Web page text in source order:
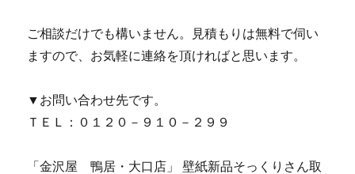
ご相談だけでも構いません。見積もりは無料で伺い
ますので、お気軽に連絡を頂ければと思います。
▼お問い合わせ先です。
ＴＥＬ：０１２０－９１０－２９９
「金沢屋 鴨居・大口店」 壁紙新品そっくりさん取